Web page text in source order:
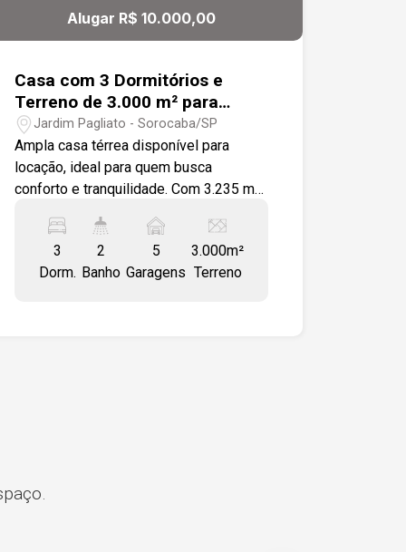
Alugar R$ 10.000,00
Casa com 3 Dormitórios e
Terreno de 3.000 m² para
Locação - Sorocaba/SP
Jardim Pagliato - Sorocaba/SP
Ampla casa térrea disponível para
locação, ideal para quem busca
conforto e tranquilidade. Com 3.235 m²
dos ambientes, ótimo potencial para
moradia familiar ou uso recreativo.
Localizada em uma região tranquila e
avarandada - Piso cerâmico em todos
3
Dorm.
2
Banho
5
Garagens
3.000m²
Terreno